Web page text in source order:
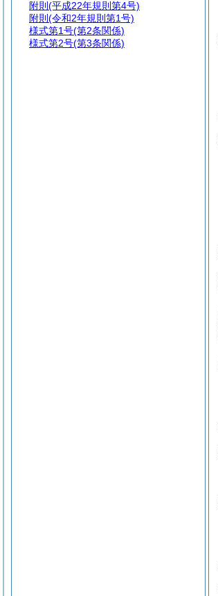
附則 (平成22年規則第4号)
附則 (令和2年規則第1号)
様式第1号(第2条関係)
様式第2号(第3条関係)